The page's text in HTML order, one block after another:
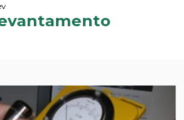
radiometrico